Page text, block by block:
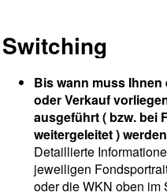
Switching
Bis wann muss
oder Verkauf
ausgeführt ( bzw. bei
weitergeleitet )
Detaillierte
jeweiligen
oder die WKN oben im